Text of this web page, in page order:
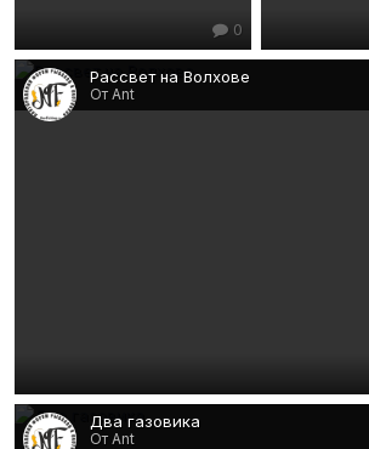
0
Рассвет на Волхове
От Ant
Два газовика
От Ant